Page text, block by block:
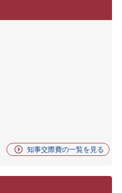
知事交際費の一覧を見る